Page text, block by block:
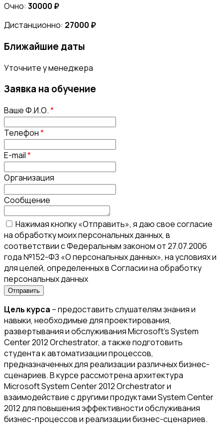
Очно: 30000 ₽
Дистанционно: 27000 ₽
Ближайшие даты
Уточните у менеджера
Заявка на обучение
Ваше Ф.И.О.*
Телефон*
E-mail*
Организация
Сообщение
Нажимая кнопку «Отправить», я даю свое согласие
на обработку моих персональных данных, в
соответствии с Федеральным законом от 27.07.2006
года №152-ФЗ «О персональных данных», на условиях и
для целей, определенных в Согласии на обработку
персональных данных
Цель курса – предоставить слушателям знания и
навыки, необходимые для проектирования,
развертывания и обслуживания Microsoft's System
Center 2012 Orchestrator, а также подготовить
студента к автоматизации процессов,
предназначенных для реализации различных бизнес-
сценариев. В курсе рассмотрена архитектура
Microsoft System Center 2012 Orchestrator и
взаимодействие с другими продуктами System Center
2012 для повышения эффективности обслуживания
бизнес-процессов и реализации бизнес-сценариев.